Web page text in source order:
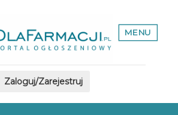
MENU
Zaloguj/Zarejestruj